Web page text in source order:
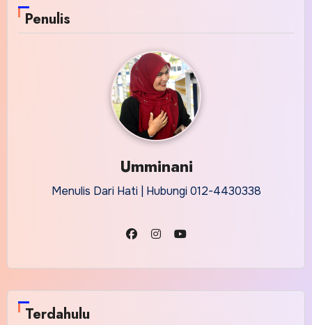
Penulis
Umminani
Menulis Dari Hati | Hubungi 012-4430338
Terdahulu